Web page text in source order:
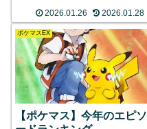
2026.01.26 2026.01.28
ポケマスEX
【ポケマス】今年のエピソ